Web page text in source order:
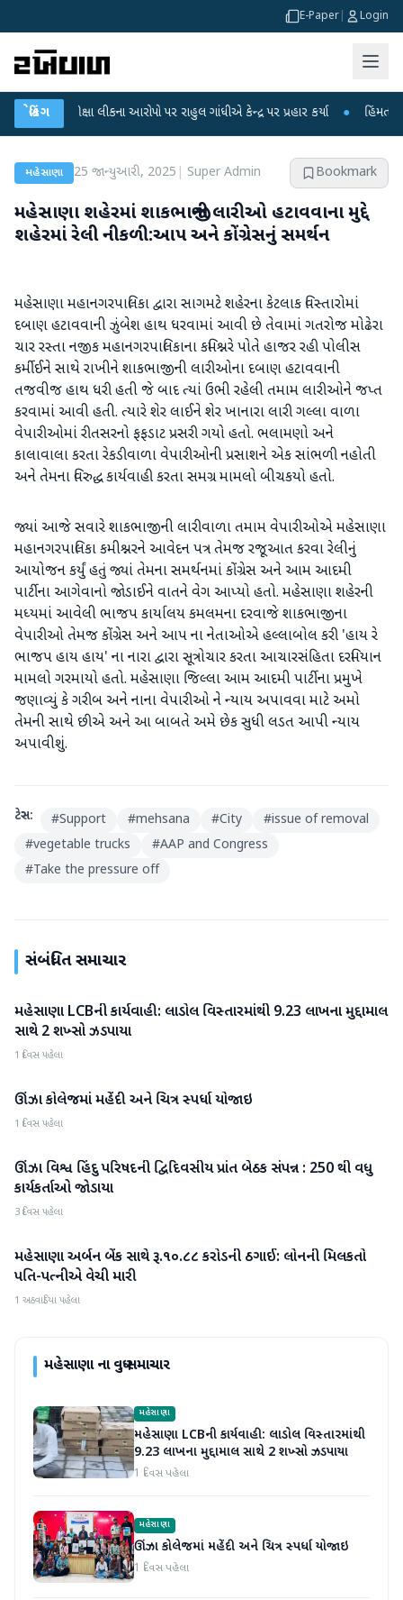
E-Paper Login
બ્રેકિંગ
પરીક્ષા લીકના આરોપો પર રાહુલ ગાંધીએ કેન્દ્ર પર પ્રહાર કર્યા ● હિંમતનગરમાં
મહેસાણા 25 જાન્યુઆરી, 2025 Super Admin Bookmark
મહેસાણા શહેરમાં શાકભાજીની લારીઓ હટાવવાના મુદ્દે
શહેરમાં રેલી નીકળી:આપ અને કોંગ્રેસનું સમર્થન
મહેસાણા મહાનગરપાલિકા દ્વારા સાગમટે શહેરના કેટલાક વિસ્તારોમાં
દબાણ હટાવવાની ઝુંબેશ હાથ ધરવામાં આવી છે તેવામાં ગતરોજ મોઢેરા
ચાર રસ્તા નજીક મહાનગરપાલિકાના કમિશ્નરે પોતે હાજર રહી પોલીસ
કર્મીઈને સાથે રાખીને શાકભાજીની લારીઓના દબાણ હટાવવાની
તજવીજ હાથ ધરી હતી જે બાદ ત્યાં ઉભી રહેલી તમામ લારીઓને જપ્ત
કરવામાં આવી હતી. ત્યારે શેર લાઈને શેર ખાનારા લારી ગલ્લા વાળા
વેપારીઓમાં રીતસરનો ફફડાટ પ્રસરી ગયો હતો. ભલામણો અને
કાલાવાલા કરતા રેકડીવાળા વેપારીઓની પ્રસાશને એક સાંભળી નહોતી
અને તેમના વિરુદ્ધ કાર્યવાહી કરતા સમગ્ર મામલો બીચકયો હતો.
જ્યાં આજે સવારે શાકભાજીની લારીવાળા તમામ વેપારીઓએ મહેસાણા
મહાનગરપાલિકા કમીશ્નરને આવેદન પત્ર તેમજ રજૂઆત કરવા રેલીનું
આયોજન કર્યું હતું જ્યાં તેમના સમર્થનમાં કોંગ્રેસ અને આમ આદમી
પાર્ટીના આગેવાનો જોડાઈને વાતને વેગ આપ્યો હતો. મહેસાણા શહેરની
મધ્યમાં આવેલી ભાજપ કાર્યાલય કમલમના દરવાજે શાકભાજીના
વેપારીઓ તેમજ કોંગ્રેસ અને આપ ના નેતાઓએ હલ્લાબોલ કરી 'હાય રે
ભાજપ હાય હાય' ના નારા દ્વારા સૂત્રોચાર કરતા આચારસંહિતા દરમિયાન
મામલો ગરમાયો હતો. મહેસાણા જિલ્લા આમ આદમી પાર્ટીના પ્રમુખે
જણાવ્યું કે ગરીબ અને નાના વેપારીઓ ને ન્યાય અપાવવા માટે અમો
તેમની સાથે છીએ અને આ બાબતે અમે છેક સુધી લડત આપી ન્યાય
અપાવીશું.
ટેગ્સ: #Support #mehsana #City #issue of removal
#vegetable trucks #AAP and Congress
#Take the pressure off
સંબંધિત સમાચાર
મહેસાણા
મહેસાણા LCBની કાર્યવાહી: લાડોલ વિસ્તારમાંથી 9.23 લાખના મુદ્દામાલ
સાથે 2 શખ્સો ઝડપાયા
1 દિવસ પહેલા
મહેસાણા
ઊંઝા કોલેજમાં મહેંદી અને ચિત્ર સ્પર્ધા યોજાઇ
1 દિવસ પહેલા
મહેસાણા
ઊંઝા વિશ્વ હિંદુ પરિષદની દ્વિદિવસીય પ્રાંત બેઠક સંપન્ન : 250 થી વધુ
કાર્યકર્તાઓ જોડાયા
3 દિવસ પહેલા
મહેસાણા
મહેસાણા અર્બન બેંક સાથે રૂ.૧૦.૮૮ કરોડની ઠગાઈ: લોનની મિલકતો
પતિ-પત્નીએ વેચી મારી
1 અઠવાડિયા પહેલા
મહેસાણાના વધુ સમાચાર
મહેસાણા
મહેસાણા LCBની કાર્યવાહી: લાડોલ વિસ્તારમાંથી
9.23 લાખના મુદ્દામાલ સાથે 2 શખ્સો ઝડપાયા
1 દિવસ પહેલા
મહેસાણા
ઊંઝા કોલેજમાં મહેંદી અને ચિત્ર સ્પર્ધા યોજાઇ
1 દિવસ પહેલા